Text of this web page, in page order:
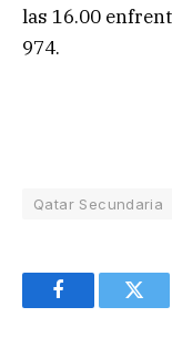
las 16.00
974.
Qatar Secundaria
Facebook